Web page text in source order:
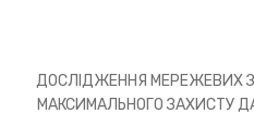
ДОСЛІДЖЕННЯ МЕРЕЖЕВИХ
МАКСИМАЛЬНОГО ЗАХИСТУ